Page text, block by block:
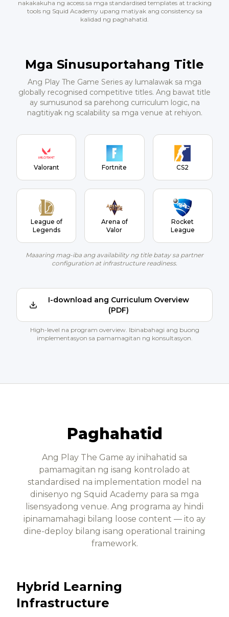
nakakakuha ng access sa mga standardised templates at tracking
tools ng Squid Academy upang matiyak ang consistency sa
kalidad ng paghahatid.
Mga Sinusuportahang Title
Ang Play The Game Series ay lumalawak sa mga
globally recognised competitive titles. Ang bawat title
ay sumusunod sa parehong curriculum logic, na
nagtitiyak ng scalability sa mga venue at rehiyon.
Valorant Fortnite CS2
League of
Legends
Arena of
Valor
Rocket
League
Maaaring mag-iba ang availability ng title batay sa partner
configuration at infrastructure readiness.
I-download ang Curriculum Overview
(PDF)
High-level na program overview. Ibinabahagi ang buong
implementasyon sa pamamagitan ng konsultasyon.
Paghahatid
Ang Play The Game ay inihahatid sa
pamamagitan ng isang kontrolado at
standardised na implementation model na
dinisenyo ng Squid Academy para sa mga
lisensyadong venue. Ang programa ay hindi
ipinamamahagi bilang loose content — ito ay
dine-deploy bilang isang operational training
framework.
Hybrid Learning
Infrastructure